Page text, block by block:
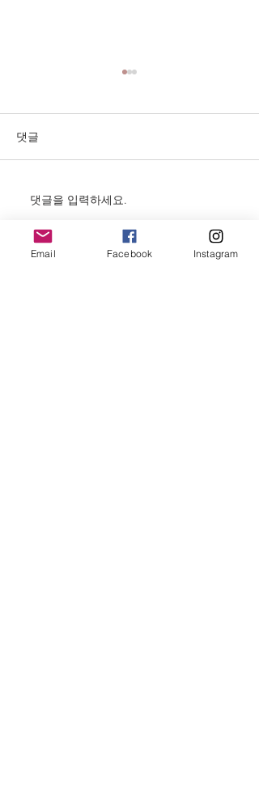
댓글
댓글을 입력하세요.
연락처
Email Facebook Instagram